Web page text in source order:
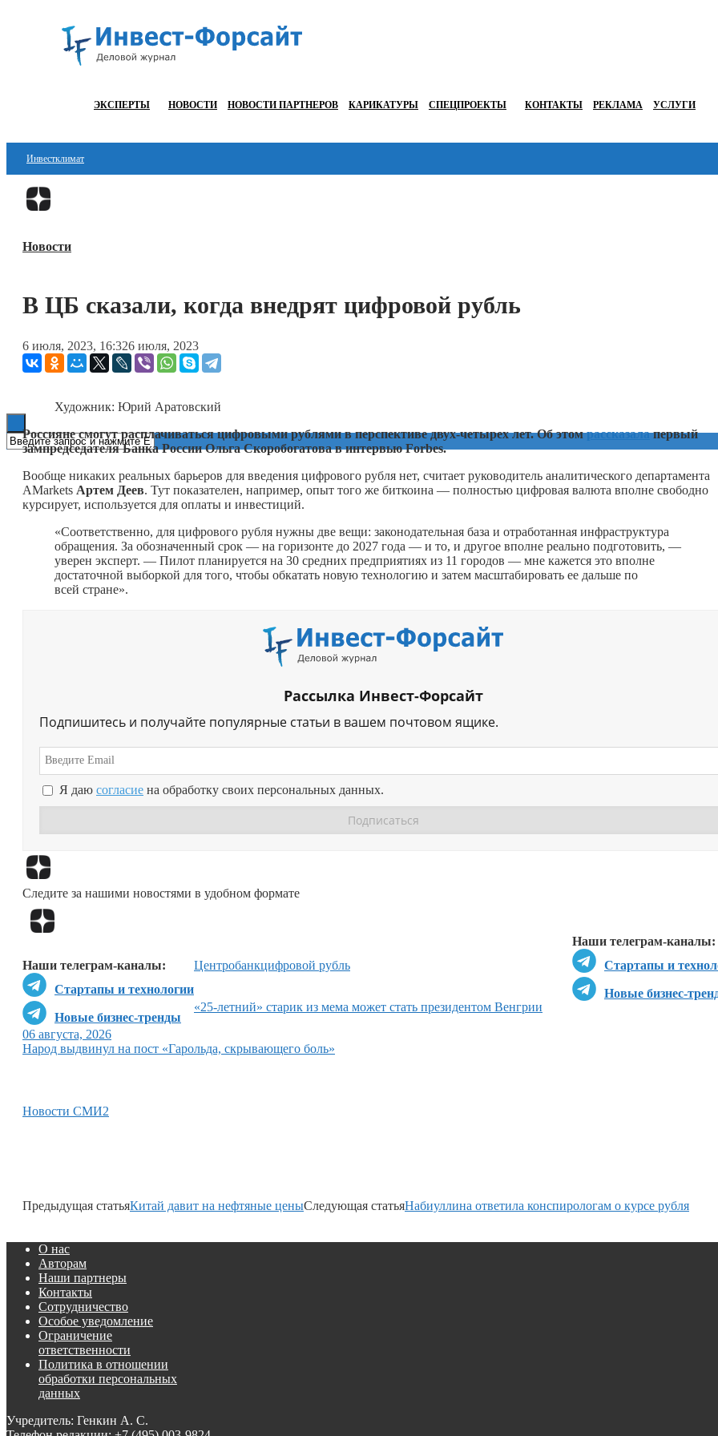
ЭКСПЕРТЫ НОВОСТИ НОВОСТИ ПАРТНЕРОВ КАРИКАТУРЫ СПЕЦПРОЕКТЫ КОНТАКТЫ РЕКЛАМА УСЛУГИ
Инвестклимат
Финансы
Блокчейн
Технологии
ESG
Новости
В ЦБ сказали, когда внедрят цифровой рубль
6 июля, 2023, 16:326 июля, 2023
Художник: Юрий Аратовский
Россияне смогут расплачиваться цифровыми рублями в перспективе двух-четырех лет. Об этомрассказалапервый
зампредседателя Банка России Ольга Скоробогатова в интервью Forbes.
Вообще никаких реальных барьеров для введения цифрового рубля нет, считает руководитель аналитического департамента
AMarkets Артем Деев. Тут показателен, например, опыт того же биткоина — полностью цифровая валюта вполне свободно
курсирует, используется для оплаты и инвестиций.
«Соответственно, для цифрового рубля нужны две вещи: законодательная база и отработанная инфраструктура
обращения. За обозначенный срок — на горизонте до 2027 года — и то, и другое вполне реально подготовить, —
уверен эксперт. — Пилот планируется на 30 средних предприятиях из 11 городов — мне кажется это вполне
достаточной выборкой для того, чтобы обкатать новую технологию и затем масштабировать ее дальше по
всей стране».
Рассылка Инвест-Форсайт
Подпишитесь и получайте популярные статьи в вашем почтовом ящике.
Я даю согласие на обработку своих персональных данных.
Следите за нашими новостями в удобном формате
Наши телеграм-каналы:
Стартапы и
Новые бизнес-
Наши телеграм-каналы:
Стартапы и технологии
Новые бизнес-тренды
Центробанкцифровой рубль
«25-летний» старик из мема может стать президентом Венгрии
06 августа, 2026
Народ выдвинул на пост «Гарольда, скрывающего боль»
Новости СМИ2
Предыдущая статьяКитай давит на нефтяные ценыСледующая статьяНабиуллина ответила конспирологам о курсе рубля
О нас
Авторам
Наши партнеры
Контакты
Сотрудничество
Особое уведомление
Ограничение
ответственности
Политика в отношении
обработки персональных
данных
Учредитель: Генкин А. С.